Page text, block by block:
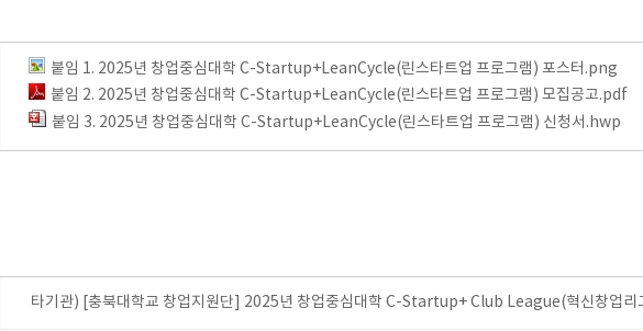
붙임 1. 2025년 창업중심대학 C-Startup+LeanCycle(린스타트업 프로그램) 포스터.png
붙임 2. 2025년 창업중심대학 C-Startup+LeanCycle(린스타트업 프로그램) 모집공고.pdf
붙임 3. 2025년 창업중심대학 C-Startup+LeanCycle(린스타트업 프로그램) 신청서.hwp
타기관) [충북대학교 창업지원단] 2025년 창업중심대학 C-Startup+ Club League(혁신창업리